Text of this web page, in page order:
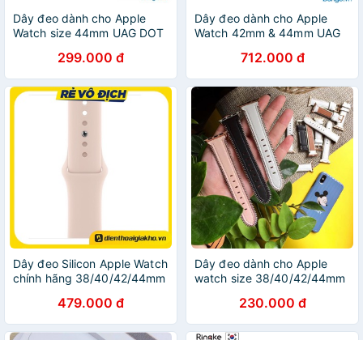
Dây đeo dành cho Apple
Watch size 44mm UAG DOT
299.000 đ
Dây đeo dành cho Apple
Watch 42mm & 44mm UAG
712.000 đ
Dây đeo Silicon Apple Watch
chính hãng 38/40/42/44mm
479.000 đ
Dây đeo dành cho Apple
watch size 38/40/42/44mm
230.000 đ